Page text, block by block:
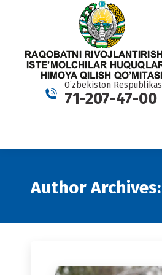
Oʻzbekiston
71-207-47-00
Author Archives: